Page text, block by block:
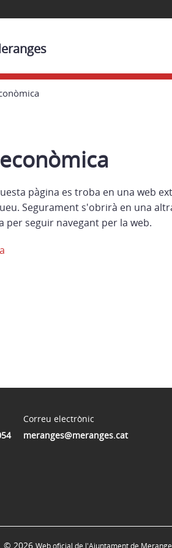
pàgina es troba en una web
Segurament s'obrirà en una
per seguir navegant per la web.
Correu electrònic
meranges@meranges.cat
© 2026